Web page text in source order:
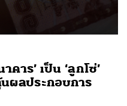
าร’ เป็น ‘ลูกโซ่’
ผลประกอบการ